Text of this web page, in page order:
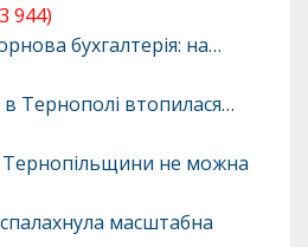
944)
бухгалтерія: на…
в Тернополі втопилася…
Тернопільщини не можна
масштабна